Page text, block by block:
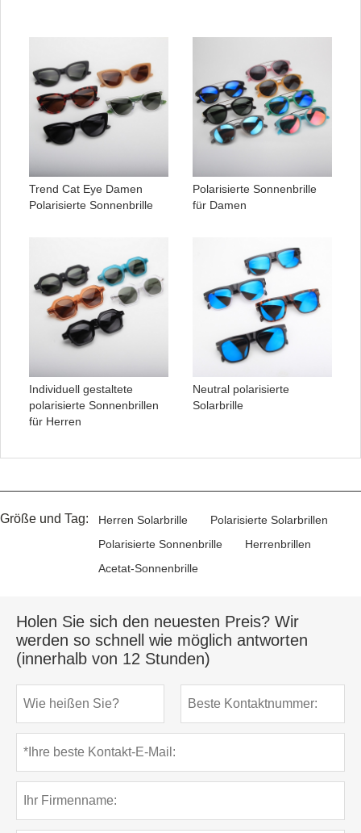
Trend Cat Eye Damen
Polarisierte Sonnenbrille
Polarisierte Sonnenbrille
für Damen
Individuell gestaltete
polarisierte Sonnenbrillen
für Herren
Neutral polarisierte
Solarbrille
Größe und Tag: Herren Solarbrille
Polarisierte Solarbrillen
Polarisierte Sonnenbrille
Herrenbrillen
Acetat-Sonnenbrille
Holen Sie sich den neuesten Preis? Wir
werden so schnell wie möglich antworten
(innerhalb von 12 Stunden)